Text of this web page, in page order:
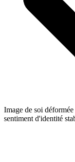
Image de soi déformée
sentiment d'identité